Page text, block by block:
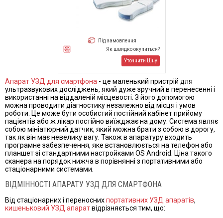
Під замовлення
Як швидко окупиться?
Уточнити Ціну
Апарат УЗД для смартфона - це маленький пристрій для
ультразвукових досліджень, який дуже зручний в перенесенні і
використанні на віддаленій місцевості. З його допомогою
можна проводити діагностику незалежно від місця і умов
роботи. Це може бути особистий постійний кабінет прийому
пацієнтів або ж лікар постійно виїжджає на дому. Система являє
собою мініатюрний датчик, який можна брати з собою в дорогу,
так як він має невелику вагу. Також в апаратуру входить
програмне забезпечення, яке встановлюється на телефон або
планшет зі стандартними настройками OS Android. Ціна такого
сканера на порядок нижча в порівнянні з портативними або
стаціонарними системами.
ВІДМІННОСТІ АПАРАТУ УЗД ДЛЯ СМАРТФОНА
Від стаціонарних і переноснихпортативних УЗД апаратів,
кишеньковий УЗД апаратвідрізняється тим, що: